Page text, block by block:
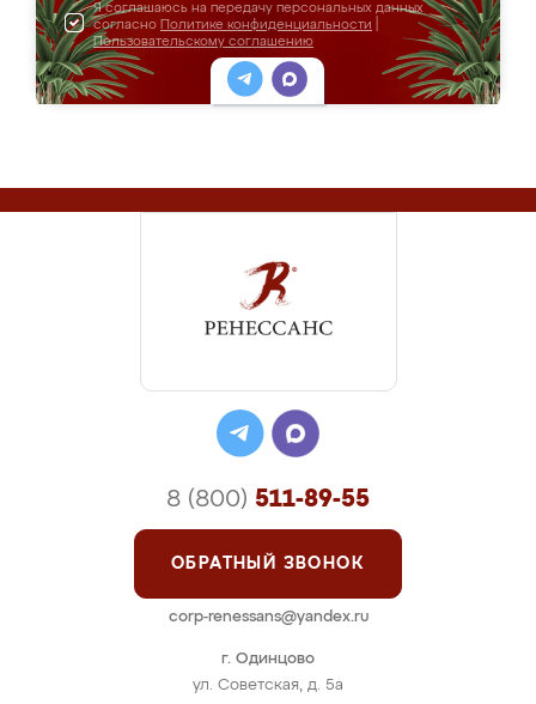
Я соглашаюсь на передачу персональных данных
согласно Политике конфиденциальности
Пользовательскому соглашению
г. Одинцово
ул. Советская, д. 5а
8 (800) 511-89-55
ОБРАТНЫЙ ЗВОНОК
corp-renessans@yandex.ru